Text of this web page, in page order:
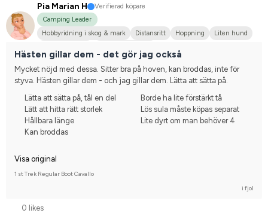
Pia Marian H
Verifierad köpare
Camping Leader
Hobbyridning i skog & mark
Distansritt Hoppning
Liten hund
Hästen gillar dem - det gör jag också
Mycket nöjd med dessa. Sitter bra på hoven, kan broddas, inte för
styva. Hästen gillar dem - och jag gillar dem. Lätta att sätta på.
Lätta att sätta på, tål en del
Lätt att hitta rätt storlek
Hållbara länge
Kan broddas
Borde ha lite förstärkt tå
Lös sula måste köpas separat
Lite dyrt om man behöver 4
Visa original
1 st Trek Regular Boot Cavallo
i fjol
0 likes